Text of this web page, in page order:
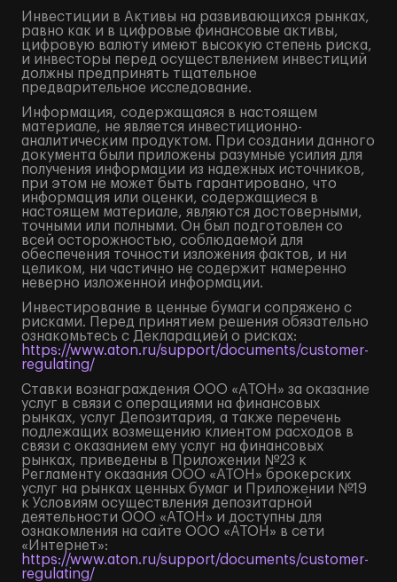
Инвестиции в Активы на развивающихся рынках,
равно как и в цифровые финансовые активы,
цифровую валюту имеют высокую степень риска,
и инвесторы перед осуществлением инвестиций
должны предпринять тщательное
предварительное исследование.
Информация, содержащаяся в настоящем
материале, не является инвестиционно-
аналитическим продуктом. При создании данного
документа были приложены разумные усилия для
получения информации из надежных источников,
при этом не может быть гарантировано, что
информация или оценки, содержащиеся в
настоящем материале, являются достоверными,
точными или полными. Он был подготовлен со
всей осторожностью, соблюдаемой для
обеспечения точности изложения фактов, и ни
целиком, ни частично не содержит намеренно
неверно изложенной информации.
Инвестирование в ценные бумаги сопряжено с
рисками. Перед принятием решения обязательно
ознакомьтесь с Декларацией о рисках:
https://www.aton.ru/support/documents/customer-
regulating/
Ставки вознаграждения ООО «АТОН» за оказание
услуг в связи с операциями на финансовых
рынках, услуг Депозитария, а также перечень
подлежащих возмещению клиентом расходов в
связи с оказанием ему услуг на финансовых
рынках, приведены в Приложении №23 к
Регламенту оказания ООО «АТОН» брокерских
услуг на рынках ценных бумаг и Приложении №19
к Условиям осуществления депозитарной
деятельности ООО «АТОН» и доступны для
ознакомления на сайте ООО «АТОН» в сети
«Интернет»:
https://www.aton.ru/support/documents/customer-
regulating/